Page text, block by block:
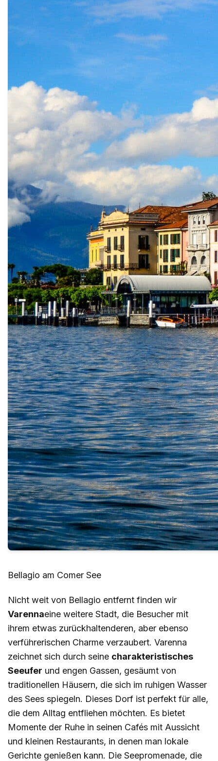
Bellagio am Comer See
Nicht weit von Bellagio entfernt finden wir
Varennaeine weitere Stadt, die Besucher mit
ihrem etwas zurückhaltenderen, aber ebenso
verführerischen Charme verzaubert. Varenna
zeichnet sich durch seine charakteristisches
Seeufer und engen Gassen, gesäumt von
traditionellen Häusern, die sich im ruhigen Wasser
des Sees spiegeln. Dieses Dorf ist perfekt für alle,
die dem Alltag entfliehen möchten. Es bietet
Momente der Ruhe in seinen Cafés mit Aussicht
und kleinen Restaurants, in denen man lokale
Gerichte genießen kann. Die Seepromenade, die